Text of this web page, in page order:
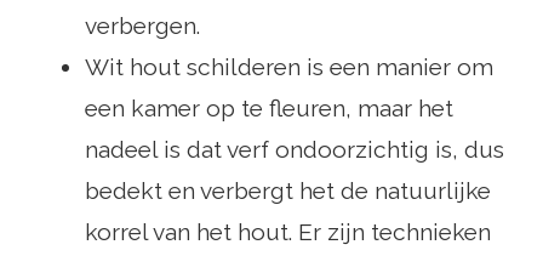
verbergen.
Wit hout schilderen is een manier om
een ​​kamer op te fleuren, maar het
nadeel is dat verf ondoorzichtig is, dus
bedekt en verbergt het de natuurlijke
korrel van het hout. Er zijn technieken